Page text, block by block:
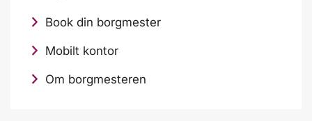
Book din borgmester
Mobilt kontor
Om borgmesteren